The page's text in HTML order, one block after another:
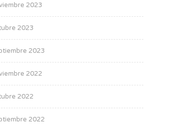
2023
2023
2023
2022
2022
2022